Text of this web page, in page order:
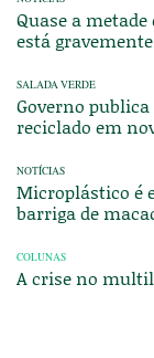
Quase a
está
SALADA VERDE
Governo
reciclado em
NOTÍCIAS
Microplástico é
barriga de
COLUNAS
A crise no